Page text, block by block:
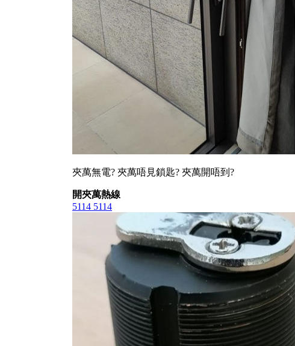
夾萬無電? 夾萬唔見鎖匙? 夾萬開唔到?
開夾萬熱線
5114 5114